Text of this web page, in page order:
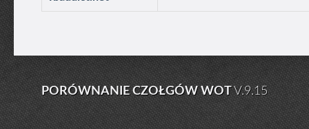
PORÓWNANIE CZOŁGÓW WOTV.9.15